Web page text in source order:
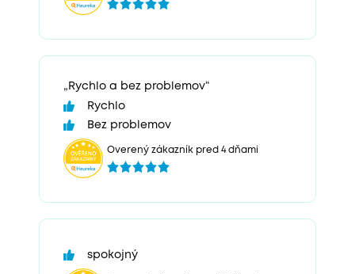
„Rychlo a bez problemov“
Rychlo
Bez problemov
Overený zákazník pred 4 dňami
spokojný